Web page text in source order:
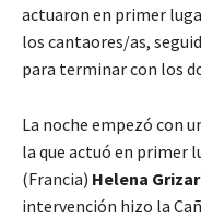
actuaron en primer
los cantaores/as,
para terminar con los
La noche empezó con
la que actuó en primer
(Francia) Helena
intervención hizo la